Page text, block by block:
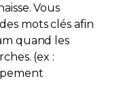
Vous
mots clés afin
quand les
(ex :